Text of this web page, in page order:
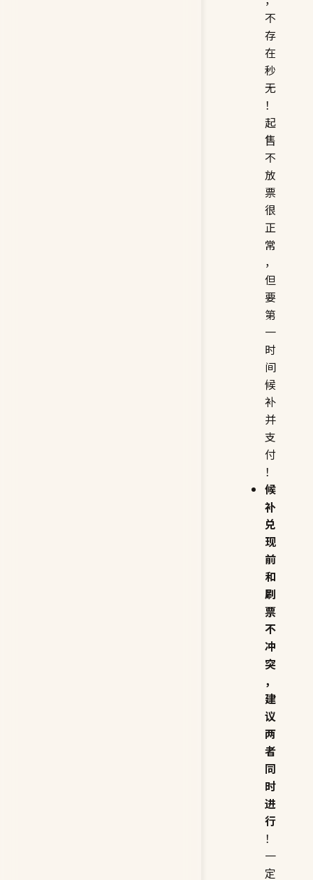
不
存
在
秒
无
！
起
售
不
放
票
很
正
常
，
但
要
第
一
时
间
候
补
并
支
付
！
候
补
兑
现
前
和
刷
票
不
冲
突
，
建
议
两
者
同
时
进
行
！
一
定